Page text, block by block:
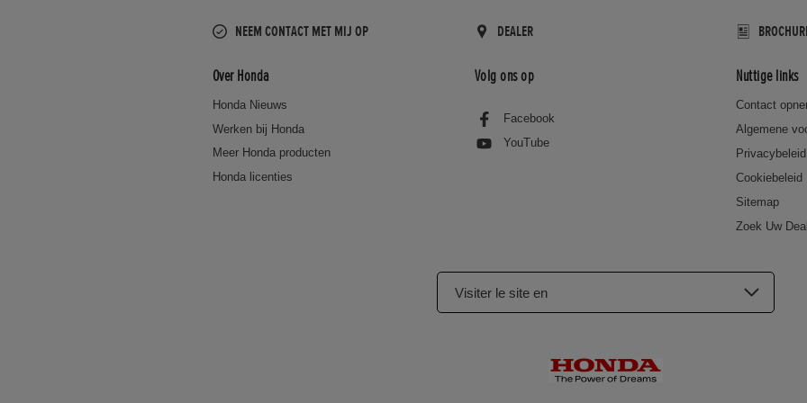
NEEM CONTACT MET MIJ OP DEALER
Over Honda
Honda Nieuws
Werken bij Honda
Meer Honda producten
Honda licenties
Volg ons op
Facebook
YouTube
Nuttige links
Contact
Algemene
Privacybeleid
Cookiebeleid
Sitemap
Zoek Uw
Visiter le site en